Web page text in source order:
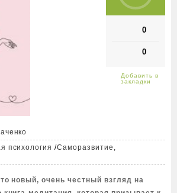
0
0
психология /Саморазвитие,
новый, очень честный взгляд на